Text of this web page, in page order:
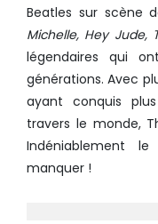
Beatles sur scène
Michelle, Hey Jude,
légendaires qui
générations. Avec
ayant conquis
travers le monde,
Indéniablement
manquer !